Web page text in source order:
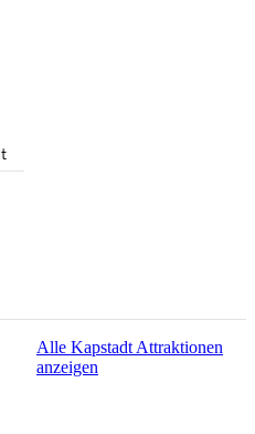
Alle Kapstadt Attraktionen
anzeigen